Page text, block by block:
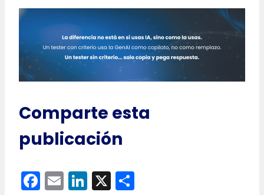
Comparte esta
publicación
F E Li X